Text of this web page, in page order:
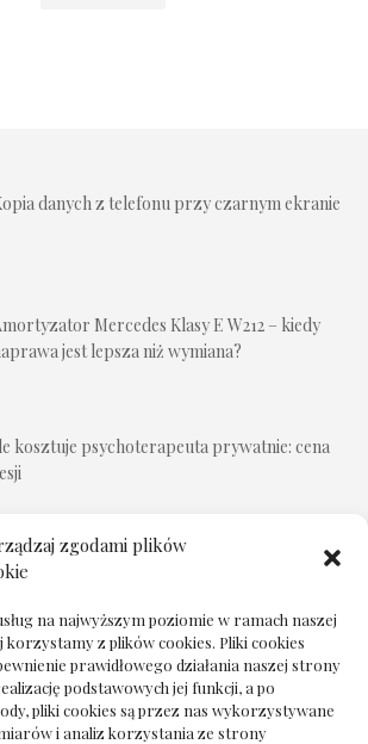
zgodami plików
na najwyższym poziomie w ramach naszej
z plików cookies. Pliki cookies
prawidłowego działania naszej strony
podstawowych jej funkcji, a po
pliki cookies są przez nas wykorzystywane
i analiz korzystania ze strony
danych z telefonu przy czarnym ekranie
Mercedes Klasy E W212 – kiedy
jest lepsza niż wymiana?
kosztuje psychoterapeuta prywatnie: cena
do odbioru przy zmianie biura
podłogowa do salonu: jak wybrać bez